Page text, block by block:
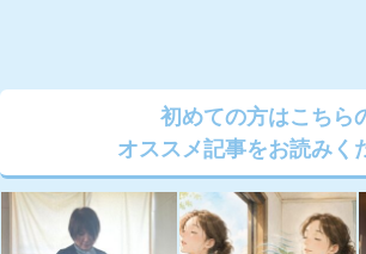
初めての方はこちら
オススメ記事をお読みく